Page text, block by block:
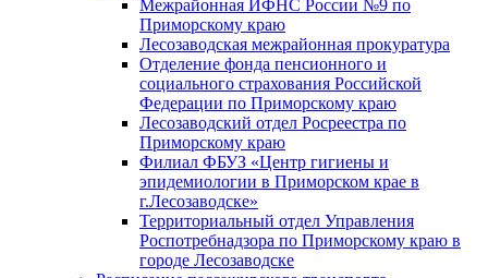
Межрайонная ИФНС России №9 по
Приморскому краю
Лесозаводская межрайонная прокуратура
Отделение фонда пенсионного и
социального страхования Российской
Федерации по Приморскому краю
Лесозаводский отдел Росреестра по
Приморскому краю
Филиал ФБУЗ «Центр гигиены и
эпидемиологии в Приморском крае в
г.Лесозаводске»
Территориальный отдел Управления
Роспотребнадзора по Приморскому краю в
городе Лесозаводске